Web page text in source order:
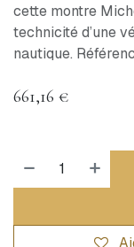
cette montre
technicité d’une
nautique.
661,16 €